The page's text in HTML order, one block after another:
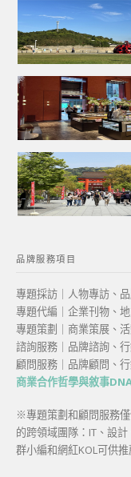
品牌服務項目
專題採訪｜人物專訪、
專題代編｜企業刊物、
專題策劃｜商業策展、
諮詢服務｜品牌諮詢、
顧問服務｜品牌顧問、
商業合作哲學與敘事
※專題策劃和顧問服務
的跨領域團隊：IT、設
群小編和網紅KOL可供推